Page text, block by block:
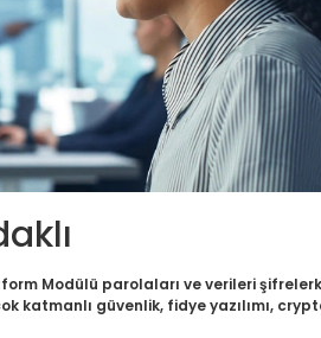
Modülü parolaları ve verileri
katmanlı güvenlik, fidye yazılımı,